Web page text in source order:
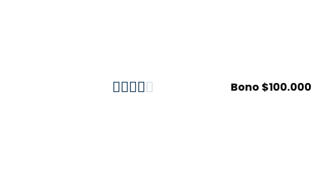
     Bono $100.000